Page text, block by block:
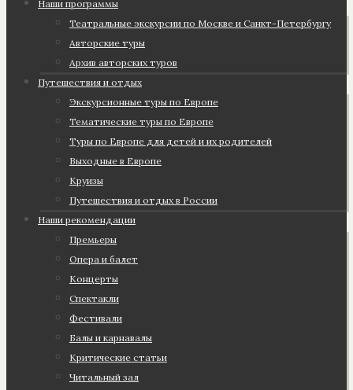
Наши программы
Театральные экскурсии по Москве и Санкт-Петербургу
Авторские туры
Архив авторских туров
Путешествия и отдых
Экскурсионные туры по Европе
Тематические туры по Европе
Туры по Европе для детей и их родителей
Выходные в Европе
Круизы
Путешествия и отдых в России
Наши рекомендации
Премьеры
Опера и балет
Концерты
Спектакли
Фестивали
Балы и карнавалы
Критические статьи
Читальный зал